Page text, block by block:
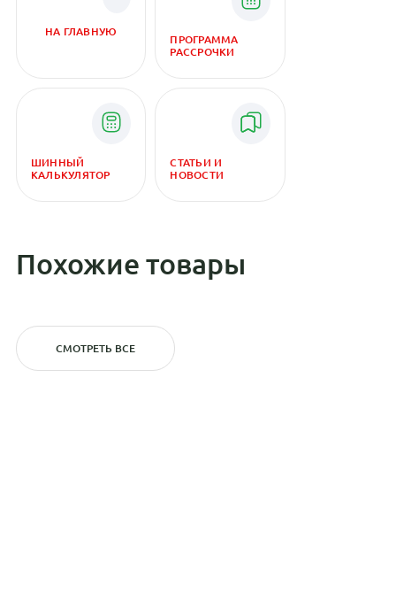
НА ГЛАВНУЮ
ПРОГРАММА
РАССРОЧКИ
ШИННЫЙ
КАЛЬКУЛЯТОР
СТАТЬИ И
НОВОСТИ
Похожие товары
СМОТРЕТЬ ВСЕ